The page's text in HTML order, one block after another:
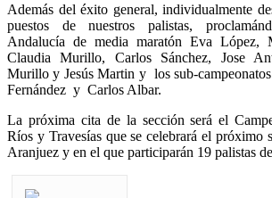
Además del éxito general, individualmente
puestos de nuestros palistas,
Andalucía de media maratón Eva López,
Claudia Murillo, Carlos Sánchez, Jose
Murillo y Jesús Martin y los sub-
Fernández y Carlos Albar.
La próxima cita de la sección será el
Ríos y Travesías que se celebrará el próximo
Aranjuez y en el que participarán 19 palistas